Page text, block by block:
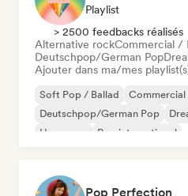
Playlist
> 2500 feedbacks réalisés
Alternative rockCommercial /
Deutschpop/German Pop
Ajouter dans ma/mes
Soft Pop / Ballad
Deutschpop/German Pop
Hyperpop
Pop international
Pop Perfection